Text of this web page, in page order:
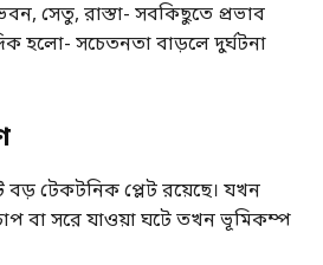
সেতু, রাস্তা- সবকিছুতে প্রভাব
হলো- সচেতনতা বাড়লে দুর্ঘটনা
বড় টেকটনিক প্লেট রয়েছে। যখন
বা সরে যাওয়া ঘটে তখন ভূমিকম্প